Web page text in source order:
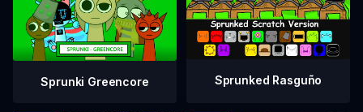
Sprunki Greencore Sprunked Rasguño